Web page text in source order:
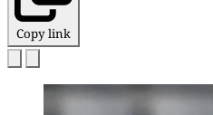
Copy link